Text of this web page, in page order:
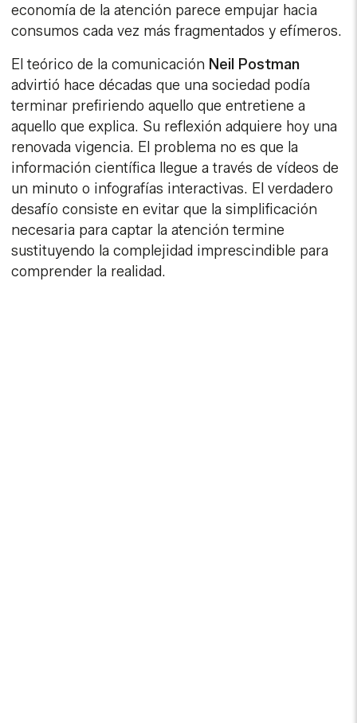
economía de la atención parece empujar hacia
consumos cada vez más fragmentados y efímeros.
El teórico de la comunicación Neil Postman
advirtió hace décadas que una sociedad podía
terminar prefiriendo aquello que entretiene a
aquello que explica. Su reflexión adquiere hoy una
renovada vigencia. El problema no es que la
información científica llegue a través de vídeos de
un minuto o infografías interactivas. El verdadero
desafío consiste en evitar que la simplificación
necesaria para captar la atención termine
sustituyendo la complejidad imprescindible para
comprender la realidad.